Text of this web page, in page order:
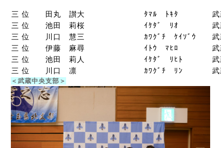
三 位 田丸 讃大 ﾀﾏﾙ ﾄｷﾀ
三 位
池田 莉桜 ｲｹﾀﾞ ﾘｵ
三 位
川口 慧三 ｶﾜｸﾞﾁ ｹｲｿﾞｳ
三 位
伊藤 麻尋 ｲﾄｳ ﾏﾋﾛ
三 位
池田 莉人 ｲｹﾀﾞ ﾘﾋﾄ
三 位
川口 凛 ｶﾜｸﾞﾁ ﾘﾝ
＜武蔵中央支部＞